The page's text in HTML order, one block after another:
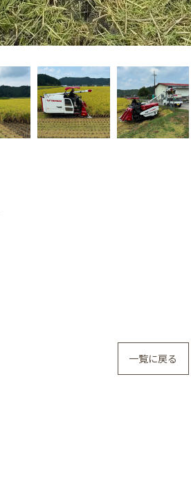
一覧に戻る